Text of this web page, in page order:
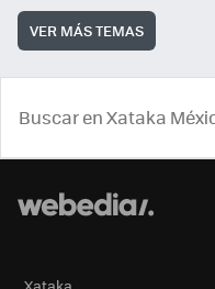
VER MÁS TEMAS